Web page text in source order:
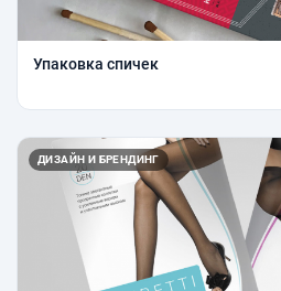
Упаковка спичек
ДИЗАЙН И БРЕНДИНГ